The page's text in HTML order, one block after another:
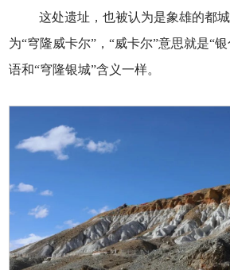
这处遗址，也被认为是象雄的都
为“穹隆威卡尔”，“威卡尔”意思就是“
语和“穹隆银城”含义一样。